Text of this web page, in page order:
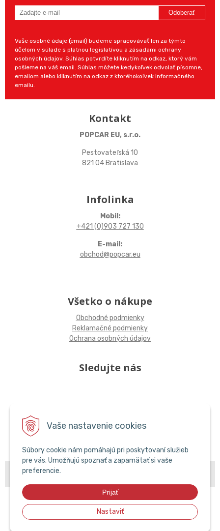
Vaše nastavenie cookies
Súbory cookie nám pomáhajú pri poskytovaní služieb
pre vás. Umožňujú spoznať a zapamätať si vaše
preferencie.
Prijať
Nastaviť
Odoberať
Vaše osobné údaje (email) budeme spracovávať len za týmto
účelom v súlade s platnou legislatívou a zásadami ochrany
osobných údajov. Súhlas potvrdíte kliknutím na odkaz, ktorý vám
pošleme na váš email. Súhlas môžete kedykoľvek odvolať písomne,
emailom alebo kliknutím na odkaz z ktoréhokoľvek informačného
emailu.
Kontakt
POPCAR EU, s.r.o.
Pestovateľská 10
821 04 Bratislava
Infolinka
Mobil:
+421 (0)903 727 130
E-mail:
obchod@popcar.eu
Všetko o nákupe
Obchodné podmienky
Reklamačné podmienky
Ochrana osobných údajov
Sledujte nás
© 2026 POPCAR EU •